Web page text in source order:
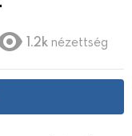
1.2k nézettség